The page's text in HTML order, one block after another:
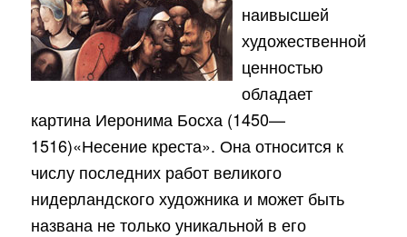
наивысшей
художественной
ценностью
обладает
картина Иеронима Босха (1450—
1516)«Несение креста». Она относится к
числу последних работ великого
нидерландского художника и может быть
названа не только уникальной в его